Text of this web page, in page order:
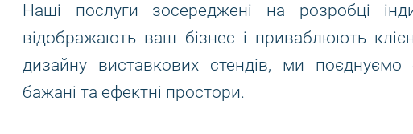
Наші послуги зосереджені на розробці
відображають ваш бізнес і приваблюють
дизайну виставкових стендів, ми поєднуємо
бажані та ефектні простори.